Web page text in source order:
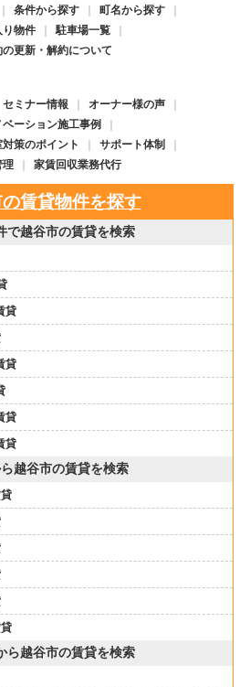
条件から探す
町名から探す
り物件
駐車場一覧
の更新・解約について
セミナー情報
オーナー様の声
ベーション施工事例
対策のポイント
サポート体制
理 家賃回収業務代行
賃貸物件を探す
で越谷市の賃貸を検索
貸
貸
貸
貸
越谷市の賃貸を検索
ら越谷市の賃貸を検索